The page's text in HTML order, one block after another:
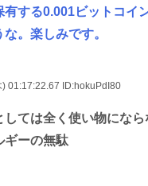
有する0.001ビットコイ
な。楽しみです。
01:17:22.67 ID:hokuPdI80
しては全く使い物になら
ギーの無駄